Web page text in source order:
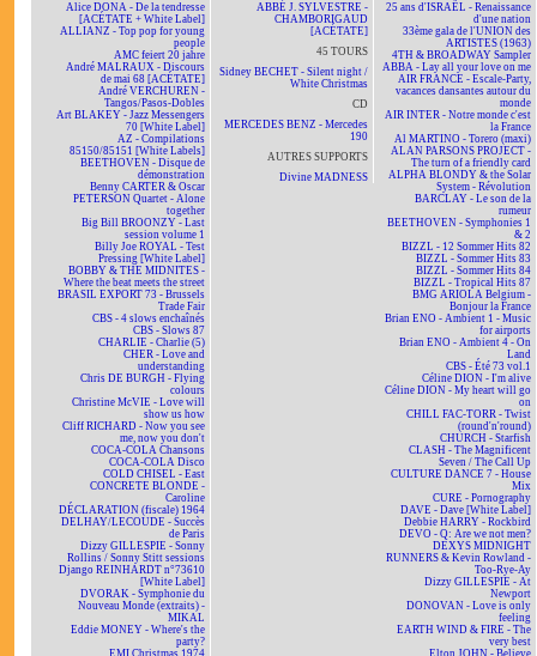
Alice DONA - De la tendresse
[ACÉTATE + White Label]
ALLIANZ - Top pop for young
people
AMC feiert 20 jahre
André MALRAUX - Discours
de mai 68 [ACÉTATE]
André VERCHUREN -
Tangos/Pasos-Dobles
Art BLAKEY - Jazz Messengers
70 [White Label]
AZ - Compilations
85150/85151 [White Labels]
BEETHOVEN - Disque de
démonstration
Benny CARTER & Oscar
PETERSON Quartet - Alone
together
Big Bill BROONZY - Last
session volume 1
Billy Joe ROYAL - Test
Pressing [White Label]
BOBBY & THE MIDNITES -
Where the beat meets the street
BRASIL EXPORT 73 - Brussels
Trade Fair
CBS - 4 slows enchaînés
CBS - Slows 87
CHARLIE - Charlie (5)
CHER - Love and
understanding
Chris DE BURGH - Flying
colours
Christine McVIE - Love will
show us how
Cliff RICHARD - Now you see
me, now you don't
COCA-COLA Chansons
COCA-COLA Disco
COLD CHISEL - East
CONCRETE BLONDE -
Caroline
DÉCLARATION (fiscale) 1964
DELHAY/LECOUDE - Succès
de Paris
Dizzy GILLESPIE - Sonny
Rollins / Sonny Stitt sessions
Django REINHARDT n°73610
[White Label]
DVORAK - Symphonie du
Nouveau Monde (extraits) -
MIKAL
Eddie MONEY - Where's the
party?
EMI Christmas 1974
ABBÉ J. SYLVESTRE -
CHAMBORIGAUD
[ACÉTATE]
45 TOURS
Sidney BECHET - Silent night /
White Christmas
CD
MERCEDES BENZ - Mercedes
190
AUTRES SUPPORTS
Divine MADNESS
25 ans d'ISRAËL - Renaissance
d'une nation
33ème gala de l'UNION des
ARTISTES (1963)
4TH & BROADWAY Sampler
ABBA - Lay all your love on me
AIR FRANCE - Escale-Party,
vacances dansantes autour du
monde
AIR INTER - Notre monde c'est
la France
Al MARTINO - Torero (maxi)
ALAN PARSONS PROJECT -
The turn of a friendly card
ALPHA BLONDY & the Solar
System - Révolution
BARCLAY - Le son de la
rumeur
BEETHOVEN - Symphonies 1
& 2
BIZZL - 12 Sommer Hits 82
BIZZL - Sommer Hits 83
BIZZL - Sommer Hits 84
BIZZL - Tropical Hits 87
BMG ARIOLA Belgium -
Bonjour la France
Brian ENO - Ambient 1 - Music
for airports
Brian ENO - Ambient 4 - On
Land
CBS - Été 73 vol.1
Céline DION - I'm alive
Céline DION - My heart will go
on
CHILL FAC-TORR - Twist
(round'n'round)
CHURCH - Starfish
CLASH - The Magnificent
Seven / The Call Up
CULTURE DANCE 7 - House
Mix
CURE - Pornography
DAVE - Dave [White Label]
Debbie HARRY - Rockbird
DEVO - Q: Are we not men?
DEXYS MIDNIGHT
RUNNERS & Kevin Rowland -
Too-Rye-Ay
Dizzy GILLESPIE - At
Newport
DONOVAN - Love is only
feeling
EARTH WIND & FIRE - The
very best
Elton JOHN - Believe